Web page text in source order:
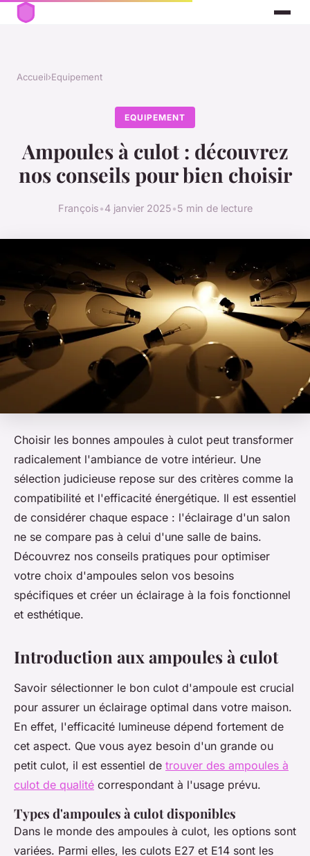
Accueil›Equipement
EQUIPEMENT
Ampoules à culot : découvrez
nos conseils pour bien choisir
François•4 janvier 2025•5 min de lecture
Choisir les bonnes ampoules à culot peut transformer
radicalement l'ambiance de votre intérieur. Une
sélection judicieuse repose sur des critères comme la
compatibilité et l'efficacité énergétique. Il est essentiel
de considérer chaque espace : l'éclairage d'un salon
ne se compare pas à celui d'une salle de bains.
Découvrez nos conseils pratiques pour optimiser
votre choix d'ampoules selon vos besoins
spécifiques et créer un éclairage à la fois fonctionnel
et esthétique.
Introduction aux ampoules à culot
Savoir sélectionner le bon culot d'ampoule est crucial
pour assurer un éclairage optimal dans votre maison.
En effet, l'efficacité lumineuse dépend fortement de
cet aspect. Que vous ayez besoin d'un grande ou
petit culot, il est essentiel de trouver des ampoules à
culot de qualité correspondant à l'usage prévu.
Types d'ampoules à culot disponibles
Dans le monde des ampoules à culot, les options sont
variées. Parmi elles, les culots E27 et E14 sont les